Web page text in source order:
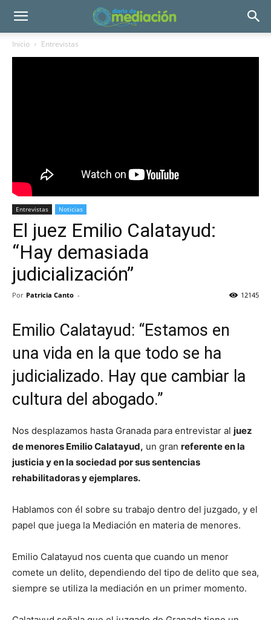
Inicio Entrevistas
Entrevistas Noticias
El juez Emilio Calatayud:
“Hay demasiada
judicialización”
Por Patricia Canto - 12145
Emilio Calatayud: “Estamos en
una vida en la que todo se ha
judicializado. Hay que cambiar la
cultura del abogado.”
Nos desplazamos hasta Granada para entrevistar al juez
de menores Emilio Calatayud, un gran referente en la
justicia y en la sociedad por sus sentencias
rehabilitadoras y ejemplares.
Hablamos con él sobre su trabajo dentro del juzgado, y el
papel que juega la Mediación en materia de menores.
Emilio Calatayud nos cuenta que cuando un menor
comete un delito, dependiendo del tipo de delito que sea,
siempre se utiliza la mediación en un primer momento.